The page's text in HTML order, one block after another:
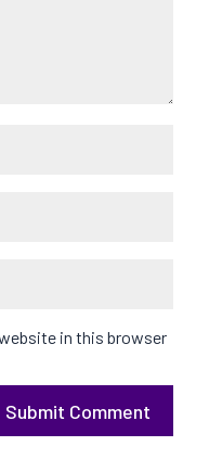
in this browser
Submit Comment